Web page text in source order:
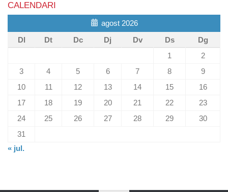
CALENDARI
agost 2026
Dl
Dt Dc Dj Dv Ds
Dg
1
2
3
4 5 6 7 8
9
10
11 12 13 14 15
16
17
18 19 20 21 22
23
24
25 26 27 28 29
30
31
« jul.